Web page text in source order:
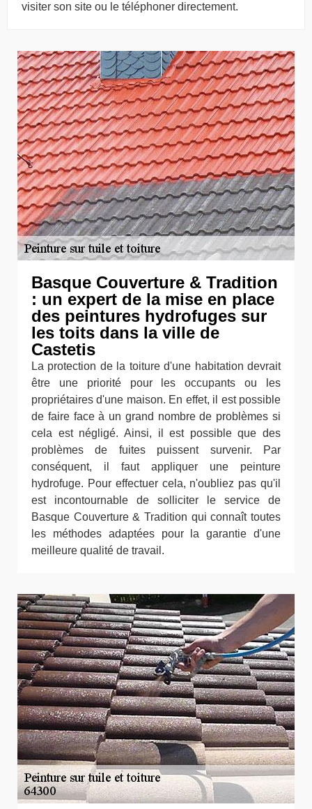
visiter son site ou le téléphoner directement.
Basque Couverture & Tradition
: un expert de la mise en place
des peintures hydrofuges sur
les toits dans la ville de
Castetis
La protection de la toiture d'une habitation devrait
être une priorité pour les occupants ou les
propriétaires d'une maison. En effet, il est possible
de faire face à un grand nombre de problèmes si
cela est négligé. Ainsi, il est possible que des
problèmes de fuites puissent survenir. Par
conséquent, il faut appliquer une peinture
hydrofuge. Pour effectuer cela, n'oubliez pas qu'il
est incontournable de solliciter le service de
Basque Couverture & Tradition qui connaît toutes
les méthodes adaptées pour la garantie d'une
meilleure qualité de travail.